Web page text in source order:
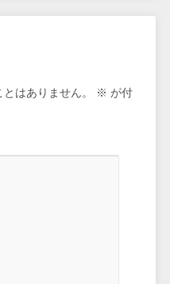
はありません。 ※ が付